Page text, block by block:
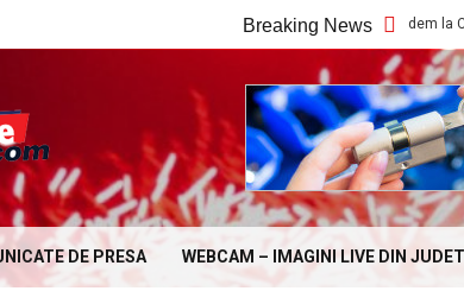
Breaking News
Ce filme noi vedem la Cineplexx
SibiuOnline.com
DE PRESA WEBCAM – IMAGINI LIVE DIN